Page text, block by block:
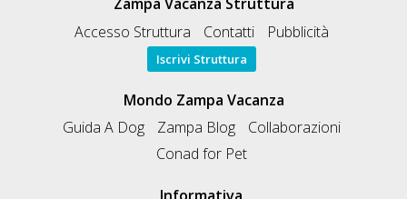
Accesso Struttura
Contatti Pubblicità
Iscrivi Struttura
Mondo Zampa Vacanza
Guida A Dog
Zampa Blog
Collaborazioni
Conad for Pet